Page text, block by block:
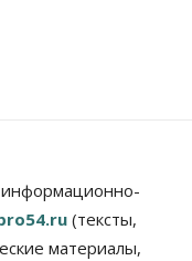
700 млн рублей
(тексты,
материалы,